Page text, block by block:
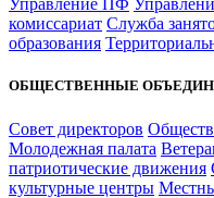
Управление ПФ
комиссариат Служба
образования
ОБЩЕСТВЕННЫЕ
Совет директоров
Молодежная палата
патриотические движения
культурные центры